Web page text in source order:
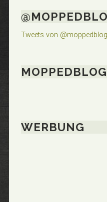
Tweets von @moppedblog
WERBUNG